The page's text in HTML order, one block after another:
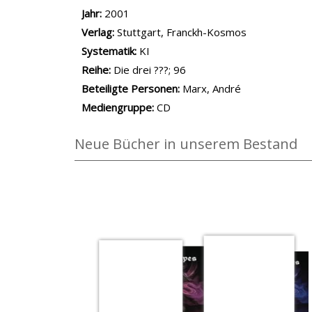
Jahr: 2001
Verlag: Stuttgart, Franckh-Kosmos
opens in new tab
Diesen Link in neuem Tab öffnen
Systematik: Suche nach dieser Systematik
KI
Suche nach diesem Interessenskreis
Reihe: Die drei ???; 96
Beteiligte Personen: Suche nach dieser
Marx, André
Mediengruppe: CD
Neue Bücher in unserem Bestand